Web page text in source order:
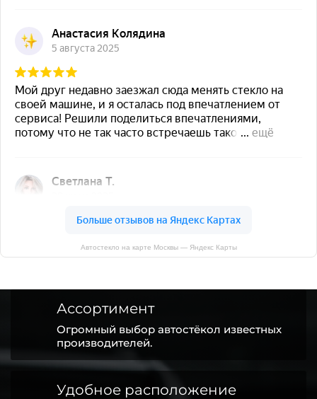
Автостекло на карте Москвы — Яндекс Карты
Ассортимент
Огромный выбор автостёкол известных
производителей.
Удобное расположение